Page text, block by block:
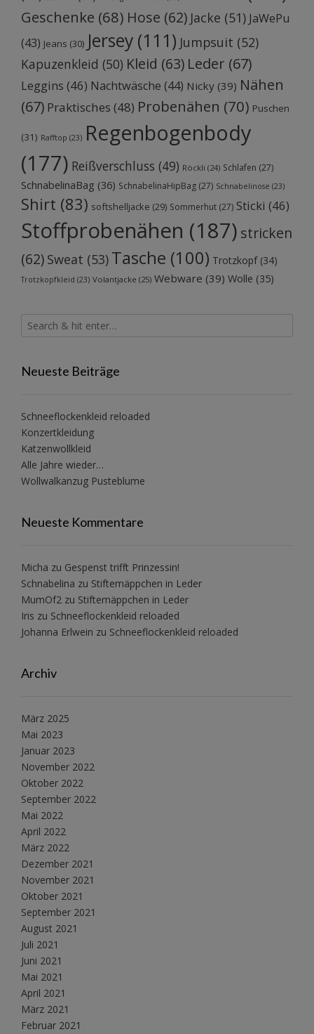
Geschenke (68) Hose (62) Jacke (51) JaWePu
(43) Jeans (30) Jersey (111) Jumpsuit (52)
Kapuzenkleid (50) Kleid (63) Leder (67)
Leggins (46) Nachtwäsche (44) Nicky (39) Nähen
(67) Praktisches (48) Probenähen (70) Puschen
(31) Rafftop (23) Regenbogenbody
(177) Reißverschluss (49) Röckli (24) Schlafen (27)
SchnabelinaBag (36) SchnabelinaHipBag (27) Schnabelinose (23)
Shirt (83) softshelljacke (29) Sommerhut (27) Sticki (46)
Stoffprobenähen (187) stricken
(62) Sweat (53) Tasche (100) Trotzkopf(34)
Trotzkopfkleid (23) Volantjacke (25) Webware (39) Wolle (35)
Neueste Beiträge
Schneeflockenkleid reloaded
Konzertkleidung
Katzenwollkleid
Alle Jahre wieder…
Wollwalkanzug Pusteblume
Neueste Kommentare
Micha zu Gespenst trifft Prinzessin!
Schnabelina zu Stiftemäppchen in Leder
MumOf2 zu Stiftemäppchen in Leder
Iris zu Schneeflockenkleid reloaded
Johanna Erlwein zu Schneeflockenkleid reloaded
Archiv
März 2025
Mai 2023
Januar 2023
November 2022
Oktober 2022
September 2022
Mai 2022
April 2022
März 2022
Dezember 2021
November 2021
Oktober 2021
September 2021
August 2021
Juli 2021
Juni 2021
Mai 2021
April 2021
März 2021
Februar 2021